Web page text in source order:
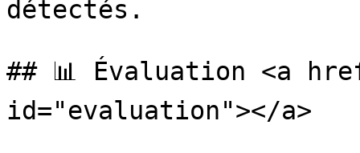
détectés.
## 📊 Évaluation <a
id="evaluation"></a>